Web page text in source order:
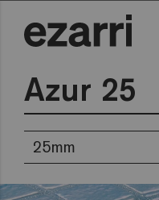
Azur 25
25mm